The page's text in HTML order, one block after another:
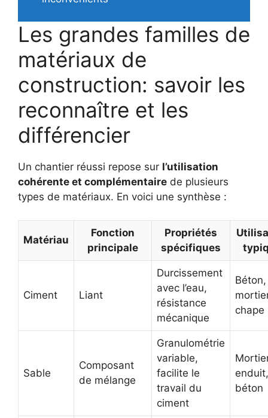
Les grandes familles de
matériaux de
construction: savoir les
reconnaître et les
différencier
Un chantier réussi repose sur l’utilisation
cohérente et complémentaire de plusieurs
types de matériaux. En voici une synthèse :
Matériau
Fonction
principale
Propriétés
spécifiques
Ciment Liant
Durcissement
avec l’eau,
résistance
mécanique
Béton,
chape
Sable
Composant
de mélange
Granulométrie
variable,
facilite le
travail du
ciment
enduit,
béton